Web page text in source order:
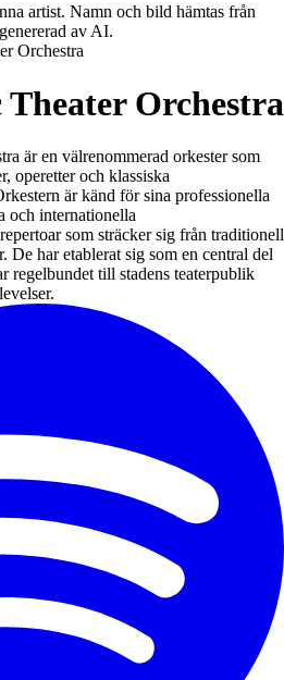
artist. Namn och bild hämtas från
av AI.
Orchestra
Orchestra
är en välrenommerad orkester som
operetter och klassiska
är känd för sina professionella
och internationella
som sträcker sig från traditionell
De har etablerat sig som en central del
regelbundet till stadens teaterpublik